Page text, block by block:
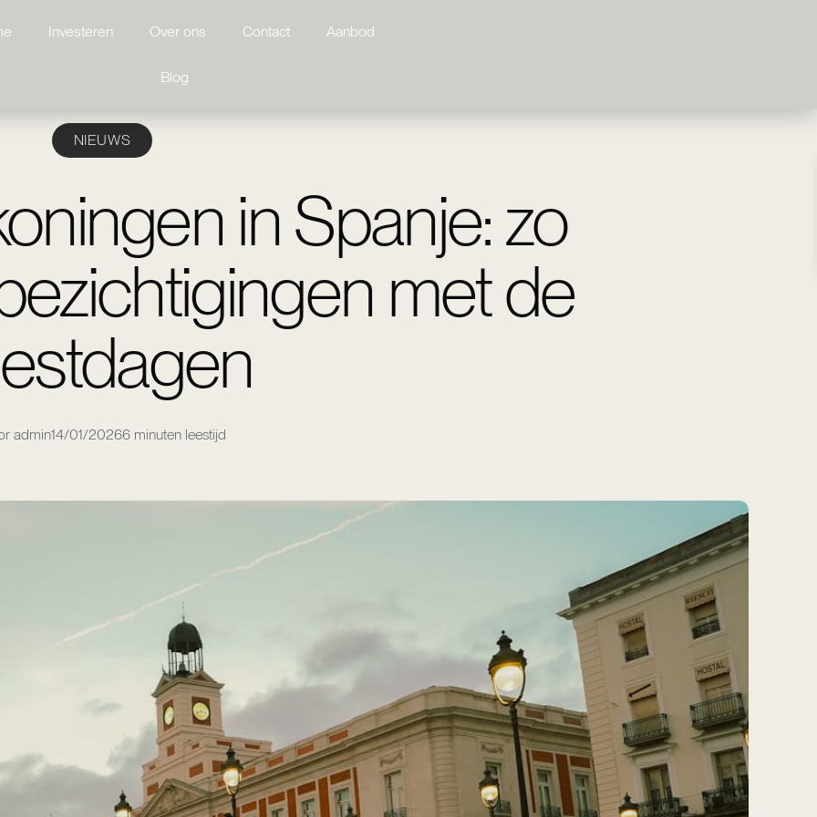
Investeren Over ons Contact Aanbod
Blog
NIEUWS
in Spanje: zo
met de
admin14/01/20266 minuten leestijd